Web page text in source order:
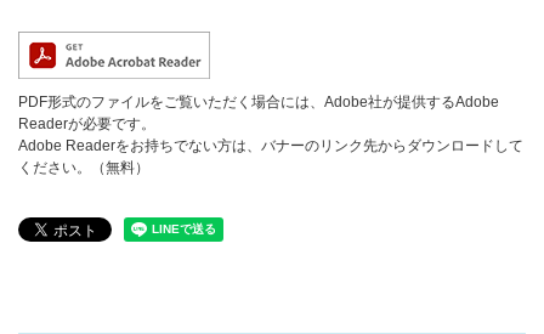
PDF形式のファイルをご覧いただく場合には、Adobe社が提供するAdobe
Readerが必要です。
Adobe Readerをお持ちでない方は、バナーのリンク先からダウンロードして
ください。（無料）